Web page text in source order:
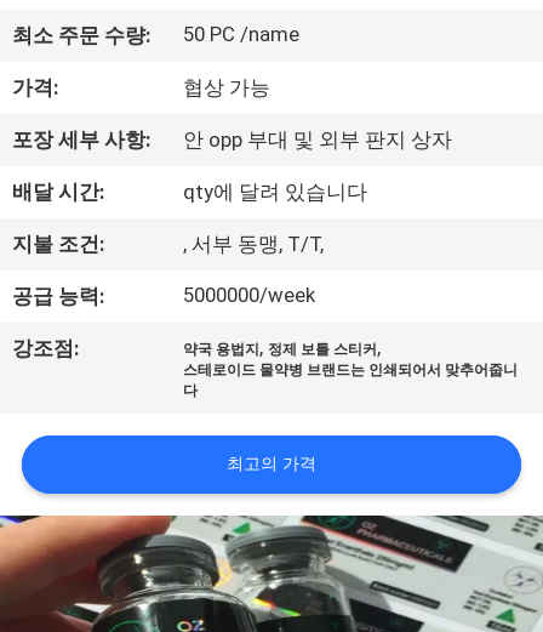
공
장
여
행
관
리
최소 주문 수량: 50 PC /name
가격: 협상 가능
포장 세부 사항: 안 opp 부대 및 외부 판지 상자
배달 시간: qty에 달려 있습니다
지불 조건: , 서부 동맹, T/T,
공급 능력: 5000000/week
강조점: 약국 용법지 , 정제 보틀 스티커 ,
스테로이드 물약병 브랜드는 인쇄되어서 맞추어줍니
다
최고의 가격